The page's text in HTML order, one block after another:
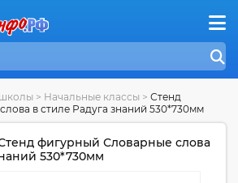
> Начальные классы > Стенд
в стиле Радуга знаний 530*730мм
фигурный Словарные слова
530*730мм